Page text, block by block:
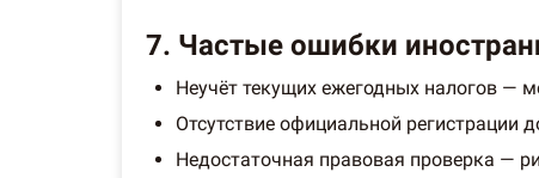
7. Частые ошибки
Неучёт текущих ежегодных налогов —
Отсутствие официальной
Недостаточная правовая проверка —